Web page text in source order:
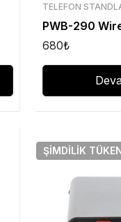
TELEFON
PWB-290
680₺
ŞIMDILIK